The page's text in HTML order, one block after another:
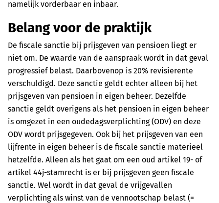
namelijk vorderbaar en inbaar.
Belang voor de praktijk
De fiscale sanctie bij prijsgeven van pensioen liegt er
niet om. De waarde van de aanspraak wordt in dat geval
progressief belast. Daarbovenop is 20% revisierente
verschuldigd. Deze sanctie geldt echter alleen bij het
prijsgeven van pensioen in eigen beheer. Dezelfde
sanctie geldt overigens als het pensioen in eigen beheer
is omgezet in een oudedagsverplichting (ODV) en deze
ODV wordt prijsgegeven. Ook bij het prijsgeven van een
lijfrente in eigen beheer is de fiscale sanctie materieel
hetzelfde. Alleen als het gaat om een oud artikel 19- of
artikel 44j-stamrecht is er bij prijsgeven geen fiscale
sanctie. Wel wordt in dat geval de vrijgevallen
verplichting als winst van de vennootschap belast (=